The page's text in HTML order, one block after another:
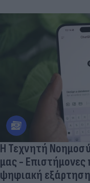
Η Τεχνητή
μας - Eπιστήμονες
ψηφιακή εξάρτηση